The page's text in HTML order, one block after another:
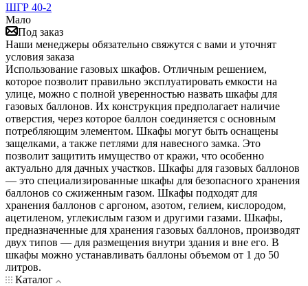
ШГР 40-2
Мало
Под заказ
Наши менеджеры обязательно свяжутся с вами и уточнят
условия заказа
Использование газовых шкафов. Отличным решением,
которое позволит правильно эксплуатировать емкости на
улице, можно с полной уверенностью назвать шкафы для
газовых баллонов. Их конструкция предполагает наличие
отверстия, через которое баллон соединяется с основным
потребляющим элементом. Шкафы могут быть оснащены
защелками, а также петлями для навесного замка. Это
позволит защитить имущество от кражи, что особенно
актуально для дачных участков. Шкафы для газовых баллонов
— это специализированные шкафы для безопасного хранения
баллонов со сжиженным газом. Шкафы подходят для
хранения баллонов с аргоном, азотом, гелием, кислородом,
ацетиленом, углекислым газом и другими газами. Шкафы,
предназначенные для хранения газовых баллонов, производят
двух типов — для размещения внутри здания и вне его. В
шкафы можно устанавливать баллоны объемом от 1 до 50
литров.
Каталог